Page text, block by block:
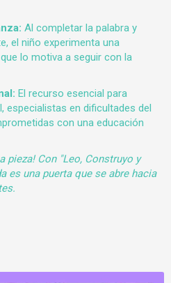
Al completar la palabra y
el niño experimenta una
lo motiva a seguir con la
El recurso esencial para
especialistas en dificultades del
con una educación
pieza! Con "Leo, Construyo y
es una puerta que se abre hacia